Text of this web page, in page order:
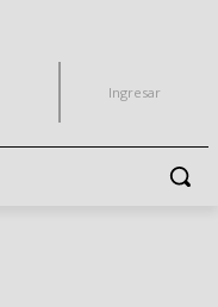
Ingresar